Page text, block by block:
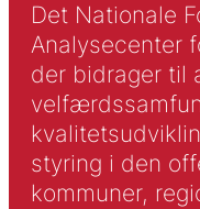
Det Nationale
Analysecenter
der bidrager til
styring i den
kommuner,